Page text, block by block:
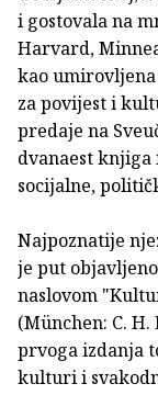
i gostovala na
Harvard,
kao
za povijest i
predaje na
dvanaest knjiga
socijalne,
Najpoznatije
je put
naslovom
(München: C.
prvoga izdanja
kulturi i